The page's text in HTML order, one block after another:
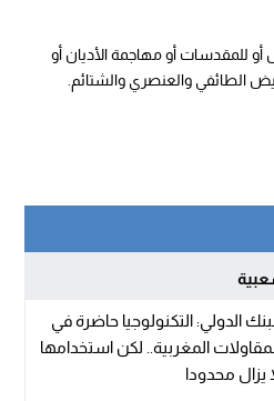
للمقدسات أو مهاجمة الأديان أو
الطائفي والعنصري والشتائم.
الدولي: التكنولوجيا حاضرة في
المغربية.. لكن استخدامها
يزال محدودا